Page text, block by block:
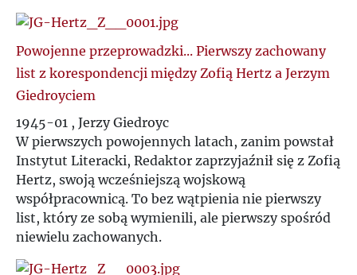
Powojenne przeprowadzki... Pierwszy zachowany
list z korespondencji między Zofią Hertz a Jerzym
Giedroyciem
1945-01 , Jerzy Giedroyc
W pierwszych powojennych latach, zanim powstał
Instytut Literacki, Redaktor zaprzyjaźnił się z Zofią
Hertz, swoją wcześniejszą wojskową
współpracownicą. To bez wątpienia nie pierwszy
list, który ze sobą wymienili, ale pierwszy spośród
niewielu zachowanych.